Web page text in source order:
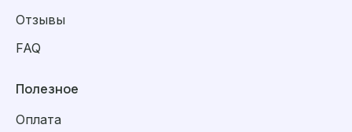
Отзывы
FAQ
Полезное
Оплата